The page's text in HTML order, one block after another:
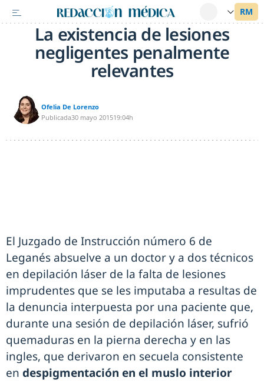
La existencia de lesiones
negligentes penalmente
relevantes
Ofelia De Lorenzo
Publicada30 mayo 201519:04h
El Juzgado de Instrucción número 6 de
Leganés absuelve a un doctor y a dos técnicos
en depilación láser de la falta de lesiones
imprudentes que se les imputaba a resultas de
la denuncia interpuesta por una paciente que,
durante una sesión de depilación láser, sufrió
quemaduras en la pierna derecha y en las
ingles, que derivaron en secuela consistente
en despigmentación en el muslo interior